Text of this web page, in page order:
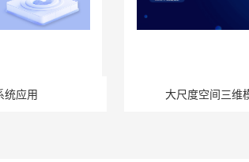
统应用 大尺度空间三维